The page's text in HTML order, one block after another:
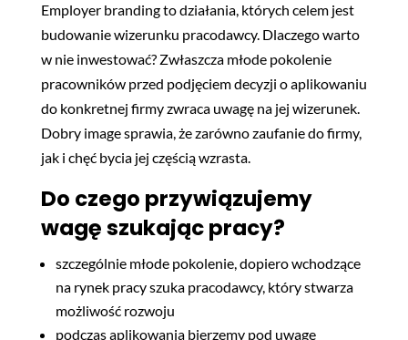
Employer branding to działania, których celem jest
budowanie wizerunku pracodawcy. Dlaczego warto
w nie inwestować? Zwłaszcza młode pokolenie
pracowników przed podjęciem decyzji o aplikowaniu
do konkretnej firmy zwraca uwagę na jej wizerunek.
Dobry image sprawia, że zarówno zaufanie do firmy,
jak i chęć bycia jej częścią wzrasta.
Do czego przywiązujemy
wagę szukając pracy?
szczególnie młode pokolenie, dopiero wchodzące
na rynek pracy szuka pracodawcy, który stwarza
możliwość rozwoju
podczas aplikowania bierzemy pod uwagę